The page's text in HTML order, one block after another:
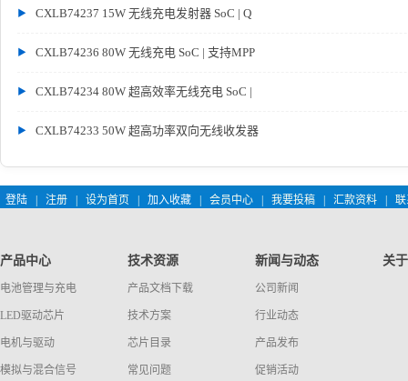
CXLB74237 15W 无线充电发射器 SoC | Q
CXLB74236 80W 无线充电 SoC | 支持MPP
CXLB74234 80W 超高效率无线充电 SoC |
CXLB74233 50W 超高功率双向无线收发器
登陆 注册 设为首页 加入收藏 会员中心 我要投稿 汇款资料
产品中心
电池管理与充电
LED驱动芯片
电机与驱动
模拟与混合信号
技术资源
产品文档下载
技术方案
芯片目录
常见问题
新闻与动态
公司新闻
行业动态
产品发布
促销活动
关